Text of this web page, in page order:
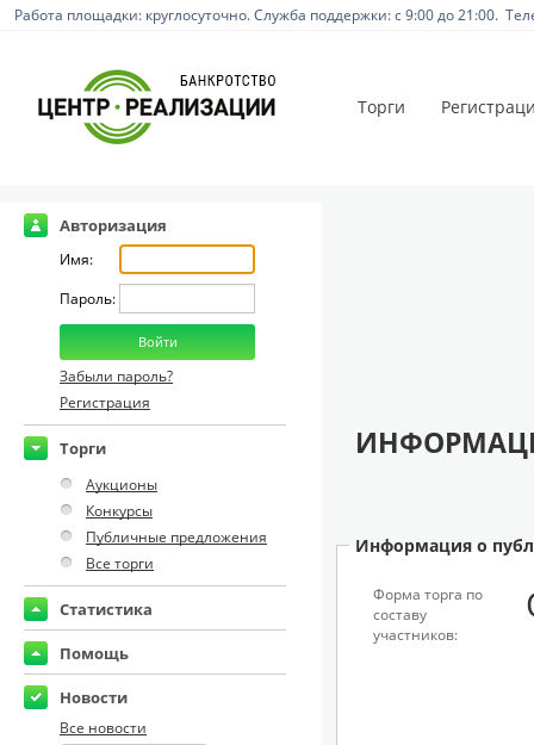
Работа площадки: круглосуточно. Служба поддержки: с 9:00 до 21:00.
Торги
Авторизация
Имя:
Пароль:
Забыли пароль?
Регистрация
Торги
Аукционы
Конкурсы
Публичные предложения
Все торги
Статистика
Помощь
Новости
Все новости
Информация о
Форма торга по
составу
участников: